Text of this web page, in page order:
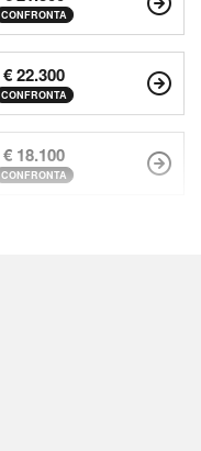
CONFRONTA
€ 22.300
CONFRONTA
€ 18.100
CONFRONTA